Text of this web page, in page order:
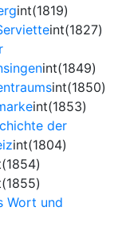
int(1819)
int(1827)
int(1849)
int(1850)
int(1853)
der
int(1804)
Wort und